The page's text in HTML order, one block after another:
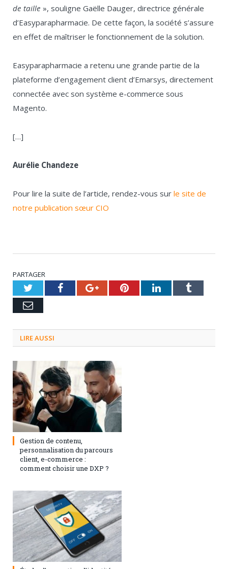
de taille », souligne Gaëlle Dauger, directrice générale
d’Easyparapharmacie. De cette façon, la société s’assure
en effet de maîtriser le fonctionnement de la solution.
Easyparapharmacie a retenu une grande partie de la
plateforme d’engagement client d’Emarsys, directement
connectée avec son système e-commerce sous
Magento.
[…]
Aurélie Chandeze
Pour lire la suite de l’article, rendez-vous sur le site de
notre publication sœur CIO
PARTAGER
TwitterFacebookGoogle+PinterestLinkedInTumblr
Email
LIRE AUSSI
3 septembre 2024
Gestion de contenu,
personnalisation du parcours
client, e-commerce :
comment choisir une DXP ?
1 août 2023 0